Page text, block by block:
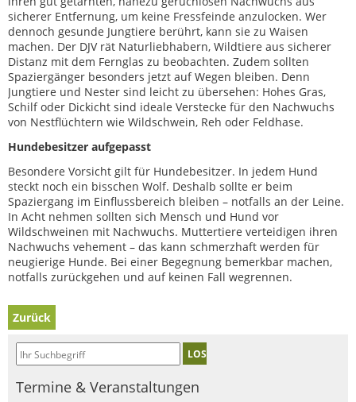
sicherer Entfernung, um keine Fressfeinde anzulocken. Wer
dennoch gesunde Jungtiere berührt, kann sie zu Waisen
machen. Der DJV rät Naturliebhabern, Wildtiere aus sicherer
Distanz mit dem Fernglas zu beobachten. Zudem sollten
Spaziergänger besonders jetzt auf Wegen bleiben. Denn
Jungtiere und Nester sind leicht zu übersehen: Hohes Gras,
Schilf oder Dickicht sind ideale Verstecke für den Nachwuchs
von Nestflüchtern wie Wildschwein, Reh oder Feldhase.
Hundebesitzer aufgepasst
Besondere Vorsicht gilt für Hundebesitzer. In jedem Hund
steckt noch ein bisschen Wolf. Deshalb sollte er beim
Spaziergang im Einflussbereich bleiben – notfalls an der Leine.
In Acht nehmen sollten sich Mensch und Hund vor
Wildschweinen mit Nachwuchs. Muttertiere verteidigen ihren
Nachwuchs vehement – das kann schmerzhaft werden für
neugierige Hunde. Bei einer Begegnung bemerkbar machen,
notfalls zurückgehen und auf keinen Fall wegrennen.
Zurück
LOS
Termine & Veranstaltungen